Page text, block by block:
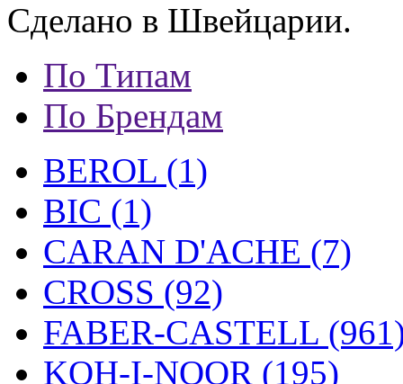
Сделано в Швейцарии.
По Типам
По Брендам
BEROL (1)
BIC (1)
CARAN D'ACHE (7)
CROSS (92)
FABER-CASTELL
KOH-I-NOOR (195)